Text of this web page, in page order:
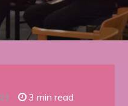
3 min read